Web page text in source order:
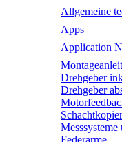
Allgemeine
Apps
Application
Drehgeber
Drehgeber
Messsysteme
Federarme